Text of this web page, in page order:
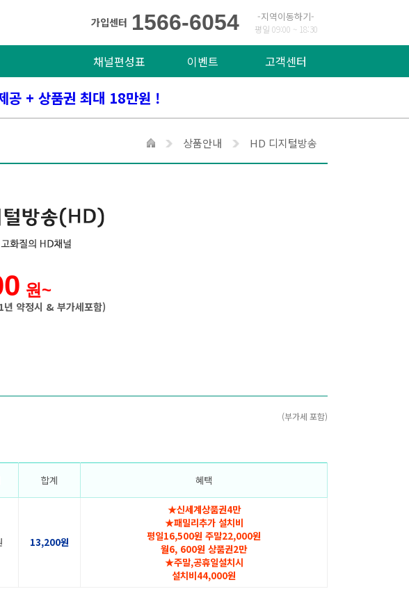
가입센터 1566-6054 -지역이동하기-
평일 09:00 ~ 18:30
고객센터
이벤트
채널편성표
공 + 상품권 최대 18만원 !
상품안내 HD 디지털방송
원~
약정시 & 부가세포함)
(부가세 포함)
합계 혜택
13,200원
★신세계상품권4만
★패밀리추가 설치비
평일16,500원 주말22,000원
월6, 600원 상품권2만
★주말,공휴일설치시
설치비44,000원